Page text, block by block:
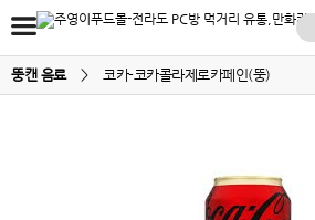
뚱캔 음료 > 코카-코카콜라제로카페인(뚱)